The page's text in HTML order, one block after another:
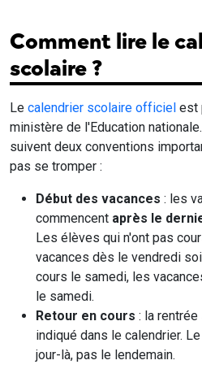
Comment lire le
scolaire ?
Le calendrier scolaire officiel est
ministère de l'Education
suivent deux conventions
pas se tromper :
Début des vacances : les
commencent après le
Les élèves qui n'ont pas
vacances dès le vendredi
cours le samedi, les
le samedi.
Retour en cours : la
indiqué dans le calendrier.
jour-là, pas le lendemain.